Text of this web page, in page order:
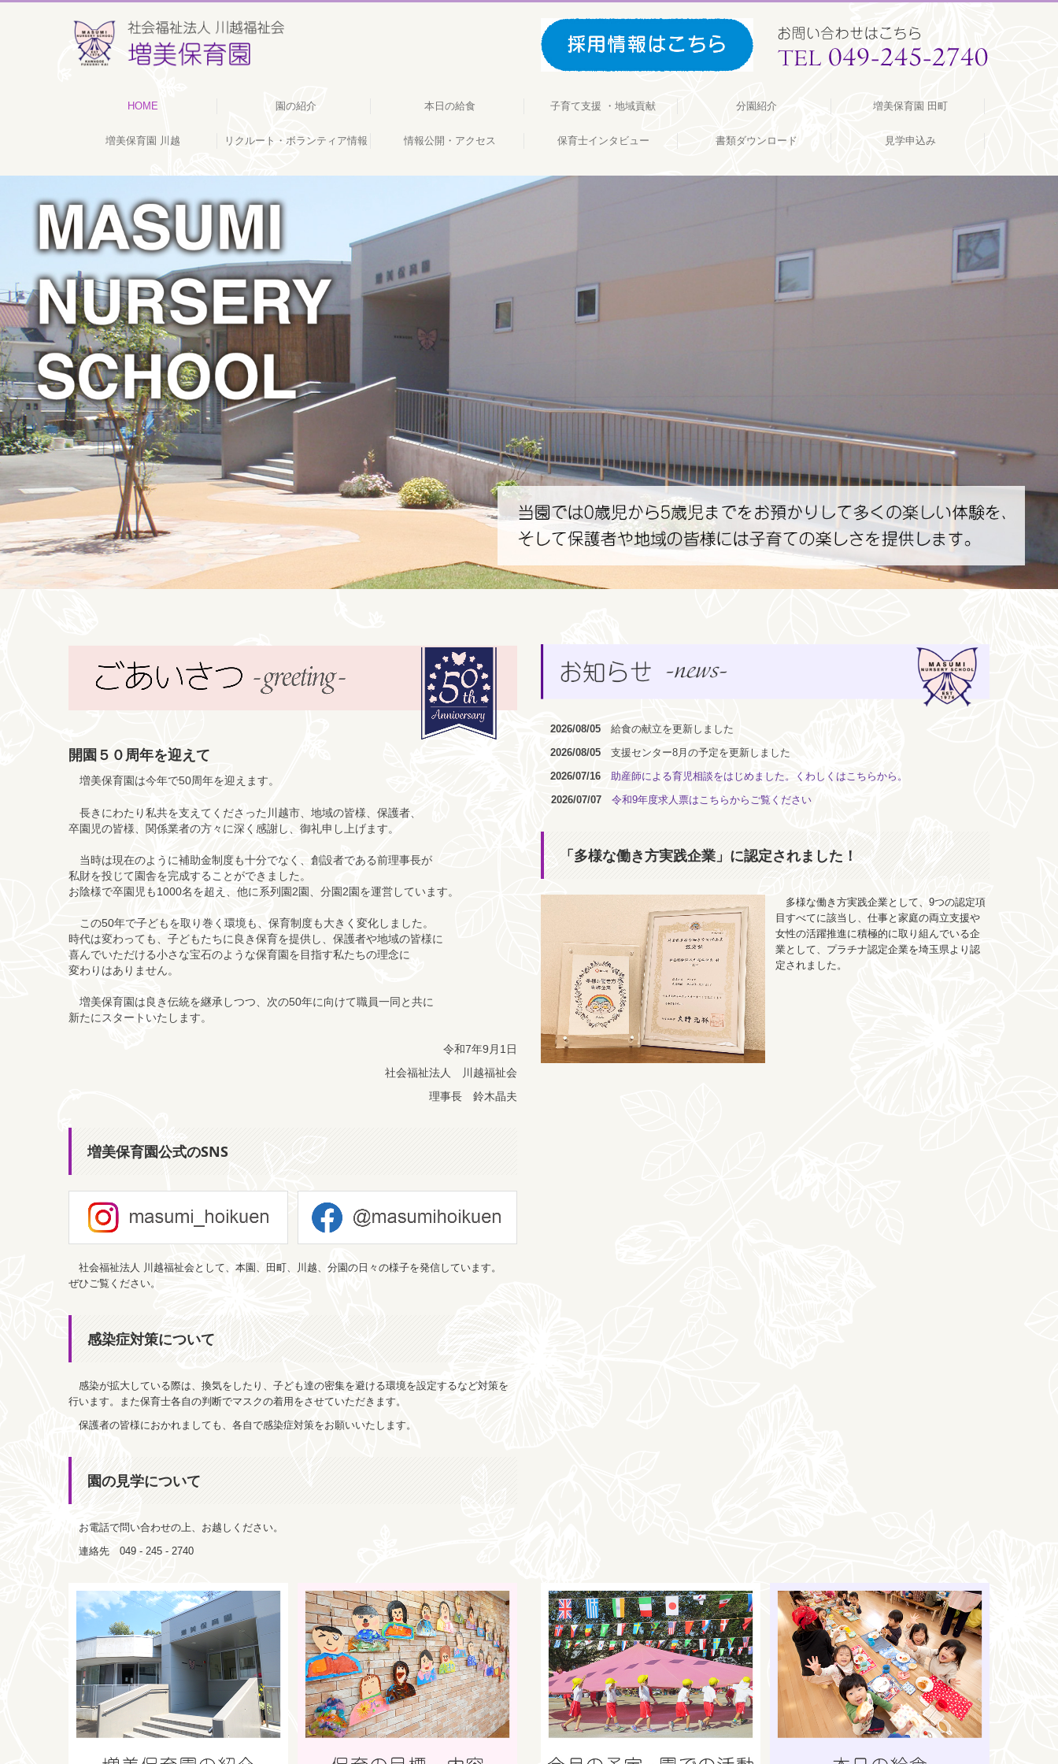
HOME 園の紹介
保育の目標と内容
今月の予定・園での活動
本日の給食 子育て支援 ・地域貢献 分園紹介 増美保育園 田町
増美保育園 川越 リクルート・ボランティア情報 情報公開・アクセス 保育士インタビュー 書類ダウンロード 見学申込み
開園５０周年を迎えて
増美保育園は今年で50周年を迎えます。
長きにわたり私共を支えてくださった川越市、地域の皆様、保護者、
卒園児の皆様、関係業者の方々に深く感謝し、御礼申し上げます。
当時は現在のように補助金制度も十分でなく、創設者である前理事長が
私財を投じて園舎を完成することができました。
お陰様で卒園児も1000名を超え、他に系列園2園、分園2園を運営しています。
この50年で子どもを取り巻く環境も、保育制度も大きく変化しました。
時代は変わっても、子どもたちに良き保育を提供し、保護者や地域の皆様に
喜んでいただける小さな宝石のような保育園を目指す私たちの理念に
変わりはありません。
増美保育園は良き伝統を継承しつつ、次の50年に向けて職員一同と共に
新たにスタートいたします。
令和7年9月1日
社会福祉法人 川越福祉会
理事長 鈴木晶夫
増美保育園公式のSNS
社会福祉法人 川越福祉会として、本園、田町、川越、分園の日々の様子を発信しています。
ぜひご覧ください。
感染症対策について
感染が拡大している際は、換気をしたり、子ども達の密集を避ける環境を設定するなど対策を
行います。また保育士各自の判断でマスクの着用をさせていただきます。
保護者の皆様におかれましても、各自で感染症対策をお願いいたします。
園の見学について
お電話で問い合わせの上、お越しください。
連絡先 049 - 245 - 2740
2026/08/05
給食の献立を更新しました
2026/08/05
支援センター8月の予定を更新しました
2026/07/16
助産師による育児相談をはじめました。くわしくはこちらから。
2026/07/07
令和9年度求人票はこちらからご覧ください
「多様な働き方実践企業」に認定されました！
多様な働き方実践企業として、9つの認定項
目すべてに該当し、仕事と家庭の両立支援や
女性の活躍推進に積極的に取り組んでいる企
業として、プラチナ認定企業を埼玉県より認
定されました。